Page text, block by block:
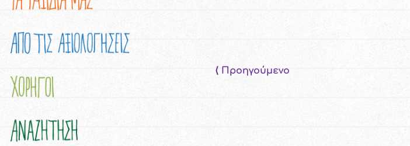
⟨ Προηγούμενο